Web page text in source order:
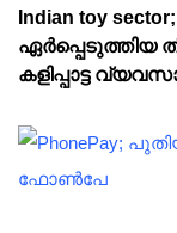
Indian toy
ഏർപ്പെടുത്തിയ
കളിപ്പാട്ട